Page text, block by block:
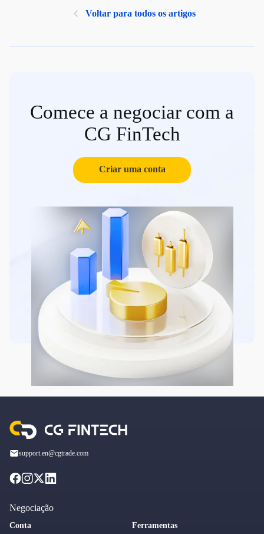
Voltar para todos os artigos
Comece a negociar com a
CG FinTech
Criar uma conta
support.en@cgtrade.com
Negociação
Conta Ferramentas